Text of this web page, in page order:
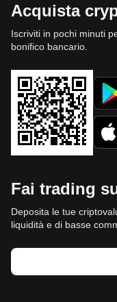
Acquista
Iscriviti in pochi minuti
bonifico bancario.
Fai trading
Deposita le tue
liquidità e di basse